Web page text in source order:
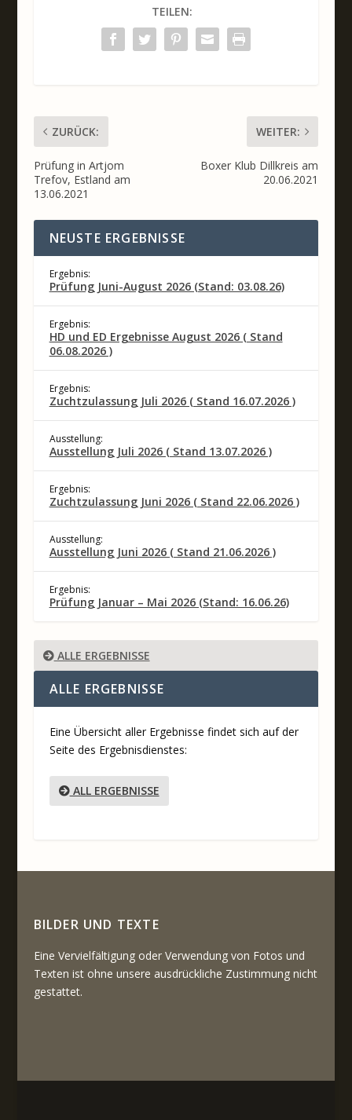
TEILEN:
ZURÜCK:
Prüfung in Artjom
Trefov, Estland am
13.06.2021
WEITER:
Boxer Klub Dillkreis am
20.06.2021
NEUSTE ERGEBNISSE
Ergebnis:
Prüfung Juni-August 2026 (Stand: 03.08.26)
Ergebnis:
HD und ED Ergebnisse August 2026 ( Stand
06.08.2026 )
Ergebnis:
Zuchtzulassung Juli 2026 ( Stand 16.07.2026 )
Ausstellung:
Ausstellung Juli 2026 ( Stand 13.07.2026 )
Ergebnis:
Zuchtzulassung Juni 2026 ( Stand 22.06.2026 )
Ausstellung:
Ausstellung Juni 2026 ( Stand 21.06.2026 )
Ergebnis:
Prüfung Januar – Mai 2026 (Stand: 16.06.26)
ALLE ERGEBNISSE
ALLE ERGEBNISSE
Eine Übersicht aller Ergebnisse findet sich auf der
Seite des Ergebnisdienstes:
ALL ERGEBNISSE
BILDER UND TEXTE
Eine Vervielfältigung oder Verwendung von Fotos und
Texten ist ohne unsere ausdrückliche Zustimmung nicht
gestattet.